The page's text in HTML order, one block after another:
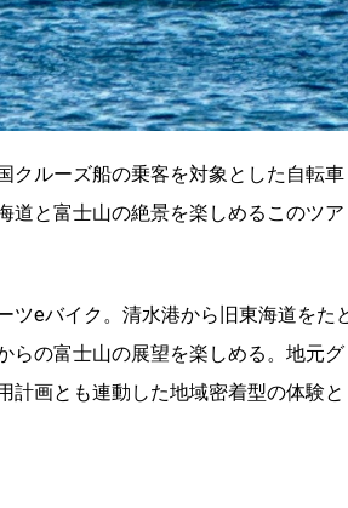
クルーズ船の乗客を対象とした自転車
道と富士山の絶景を楽しめるこのツア
ツeバイク。清水港から旧東海道をた
らの富士山の展望を楽しめる。地元グ
計画とも連動した地域密着型の体験と